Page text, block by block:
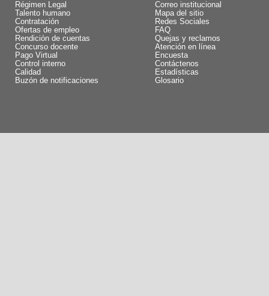
Régimen Legal
Talento humano
Contratación
Ofertas de empleo
Rendición de cuentas
Concurso docente
Pago Virtual
Control interno
Calidad
Buzón de notificaciones
Correo institucional
Mapa del sitio
Redes Sociales
FAQ
Quejas y reclamos
Atención en línea
Encuesta
Contáctenos
Estadísticas
Glosario